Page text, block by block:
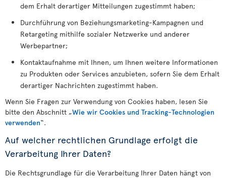
dem Erhalt derartiger Mitteilungen zugestimmt haben;
Durchführung von Beziehungsmarketing-Kampagnen und
Retargeting mithilfe sozialer Netzwerke und anderer
Werbepartner;
Kontaktaufnahme mit Ihnen, um Ihnen weitere Informationen
zu Produkten oder Services anzubieten, sofern Sie dem Erhalt
derartiger Nachrichten zugestimmt haben.
Wenn Sie Fragen zur Verwendung von Cookies haben, lesen Sie
bitte den Abschnitt „Wie wir Cookies und Tracking-Technologien
verwenden“.
Auf welcher rechtlichen Grundlage erfolgt die
Verarbeitung Ihrer Daten?
Die Rechtsgrundlage für die Verarbeitung Ihrer Daten hängt von